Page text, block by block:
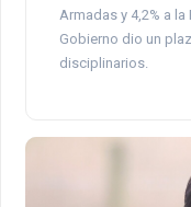
Armadas y 4,2% a
Gobierno dio un
disciplinarios.